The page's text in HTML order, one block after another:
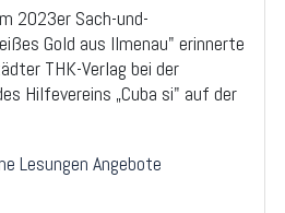
2023er Sach-und-
Gold aus Ilmenau" erinnerte
THK-Verlag bei der
Hilfevereins „Cuba si" auf der
Lesungen Angebote